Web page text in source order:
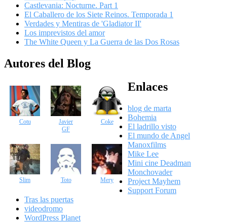
Castlevania: Nocturne. Part 1
El Caballero de los Siete Reinos. Temporada 1
Verdades y Mentiras de 'Gladiator II'
Los imprevistos del amor
The White Queen y La Guerra de las Dos Rosas
Autores del Blog
Cotu
Javier
GF
Coke
Slim Toto Mery
Enlaces
blog de marta
Bohemia
El ladrillo visto
El mundo de Angel
Manoxfilms
Mike Lee
Mini cine Deadman
Monchovader
Project Mayhem
Support Forum
Tras las puertas
videodromo
WordPress Planet